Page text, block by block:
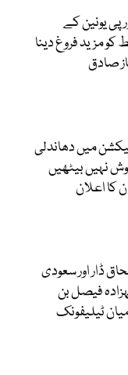
یونین کے
کو مزید فروغ دینا
صادق
میں دھاندلی
نہیں بیٹھیں
کا اعلان
ڈار اور سعودی
فیصل بن
ٹیلیفونک